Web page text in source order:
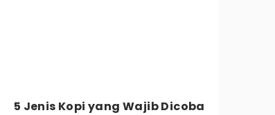
5 Jenis Kopi yang Wajib Dicoba